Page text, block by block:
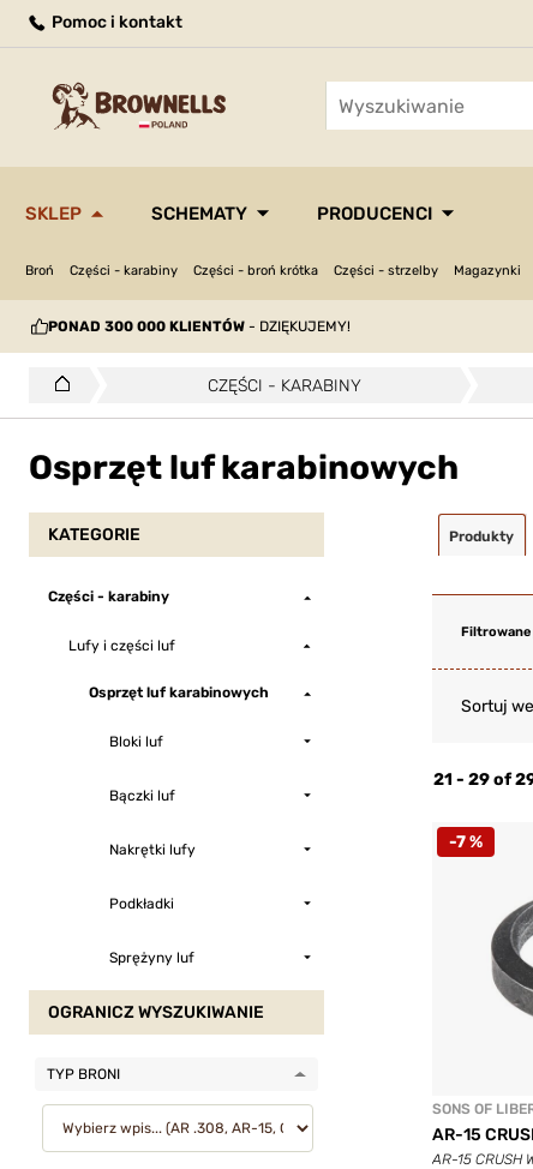
Pomoc i kontakt
SKLEP SCHEMATY PRODUCENCI
Broń Części - karabiny Części - broń krótka Części - strzelby Magazynki
PONAD 300 000 KLIENTÓW - DZIĘKUJEMY!
CZĘŚCI - KARABINY
Osprzęt luf karabinowych
Produkty
Filtrowane
Sortuj
21 - 29 of
-7 %
SONS OF
AR-15
AR-15 CRUSH
KATEGORIE
Części - karabiny
Lufy i części luf
Osprzęt luf karabinowych
Bloki luf
Bączki luf
Nakrętki lufy
Podkładki
Sprężyny luf
OGRANICZ WYSZUKIWANIE
TYP BRONI